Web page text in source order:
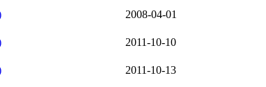
2008-04-01
2011-10-10
2011-10-13